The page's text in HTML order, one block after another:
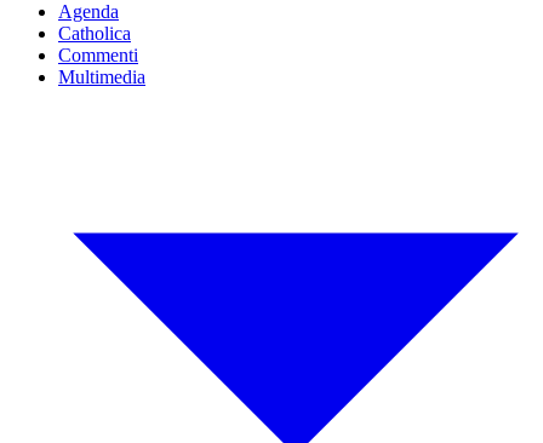
Agenda
Catholica
Commenti
Multimedia